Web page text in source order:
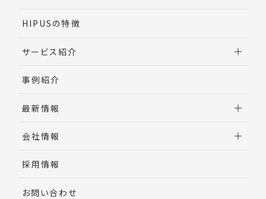
HIPUSの特徴
サービス紹介
調達業務改革実行支援
調達AI・DX
事例紹介
最新情報
お知らせ
会社情報
メッセージ
会社概要
採用情報
お問い合わせ